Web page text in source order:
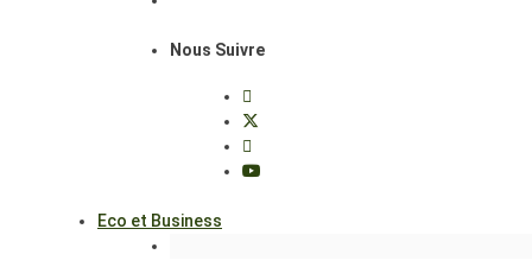
Nous Suivre
Eco et Business